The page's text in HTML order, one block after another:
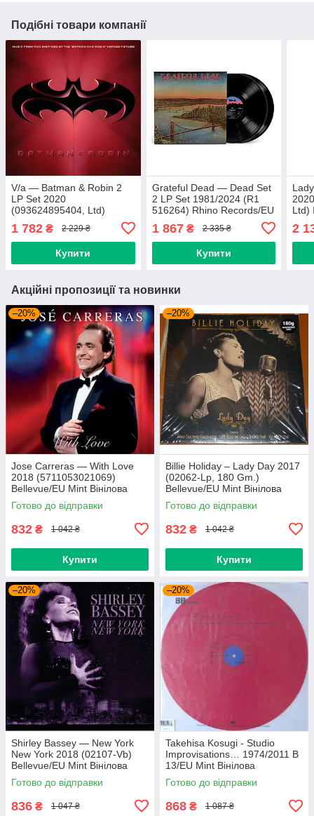
Подібні товари компанії
V/a — Batman & Robin 2
LP Set 2020
(093624895404, Ltd)
Вінілова платівка
(art.238653)
1 782 ₴ 2 229 ₴
Купити
Grateful Dead — Dead Set
2 LP Set 1981/2024 (R1
516264) Rhino Records/EU
(art.245709)
1 867₴ 2 335 ₴
Купити
Ltd)
2
Акційні пропозиції та новинки
–20%
Jose Carreras — With Love
2018 (5711053021069)
Bellevue/EU Mint Вінілова
платівка (art.239665)
Готово до відправки
832 ₴ 1 042 ₴
Купити
–20%
Billie Holiday – Lady Day 2017
(02062-Lp, 180 Gm.)
Bellevue/EU Mint Вінілова
платівка (art.238958)
Готово до відправки
832 ₴ 1 042 ₴
Купити
–20%
Shirley Bassey — New York
New York 2018 (02107-Vb)
Bellevue/EU Mint Вінілова
платівка (art.238985)
Готово до відправки
836 ₴ 1 047 ₴
–20%
Takehisa Kosugi - Studio
Improvisations… 1974/2011 B
13/EU Mint Вінілова
пластинка (art.232754)
Готово до відправки
868 ₴ 1 087 ₴